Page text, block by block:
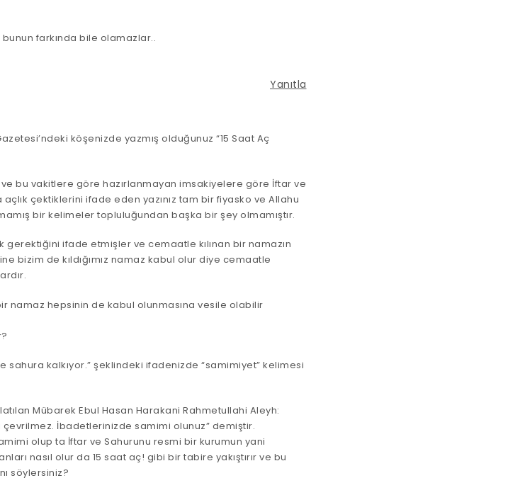
farkında bile olamazlar..
Yanıtla
köşenizde yazmış olduğunuz “15 Saat Aç
bu vakitlere göre hazırlanmayan imsakiyelere göre İftar ve
çektiklerini ifade eden yazınız tam bir fiyasko ve Allahu
bir kelimeler topluluğundan başka bir şey olmamıştır.
gerektiğini ifade etmişler ve cemaatle kılınan bir namazın
bizim de kıldığımız namaz kabul olur diye cemaatle
namaz hepsinin de kabul olunmasına vesile olabilir
sahura kalkıyor.” şeklindeki ifadenizde “samimiyet” kelimesi
Mübarek Ebul Hasan Harakani Rahmetullahi Aleyh:
İbadetlerinizde samimi olunuz” demiştir.
olup ta İftar ve Sahurunu resmi bir kurumun yani
nasıl olur da 15 saat aç! gibi bir tabire yakıştırır ve bu
söylersiniz?